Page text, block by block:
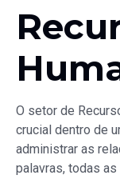
O setor de
crucial dentro de
administrar as
palavras, todas